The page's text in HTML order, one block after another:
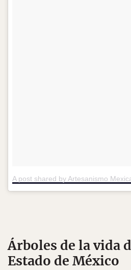
A post shared by Artesanismo
Árboles de la vida
Estado de México